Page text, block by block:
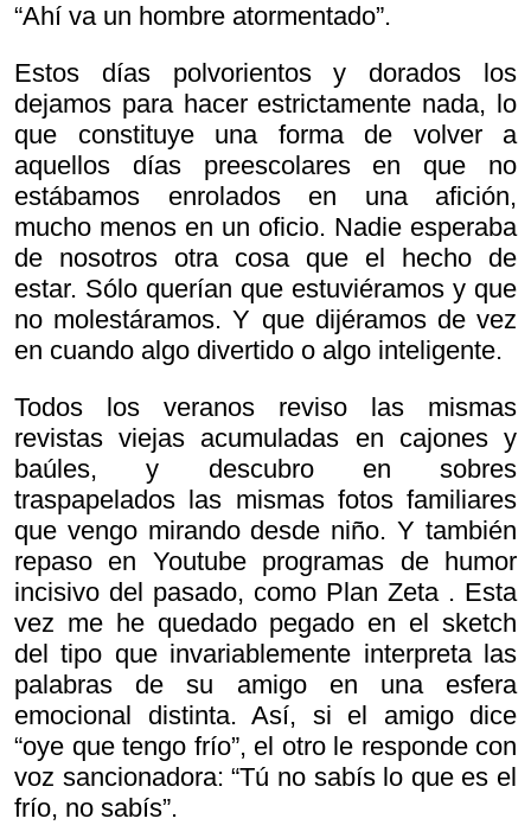
“Ahí va un hombre atormentado”.
Estos días polvorientos y dorados los
dejamos para hacer estrictamente nada, lo
que constituye una forma de volver a
aquellos días preescolares en que no
estábamos enrolados en una afición,
mucho menos en un oficio. Nadie esperaba
de nosotros otra cosa que el hecho de
estar. Sólo querían que estuviéramos y que
no molestáramos. Y que dijéramos de vez
en cuando algo divertido o algo inteligente.
Todos los veranos reviso las mismas
revistas viejas acumuladas en cajones y
baúles, y descubro en sobres
traspapelados las mismas fotos familiares
que vengo mirando desde niño. Y también
repaso en Youtube programas de humor
incisivo del pasado, como Plan Zeta . Esta
vez me he quedado pegado en el sketch
del tipo que invariablemente interpreta las
palabras de su amigo en una esfera
emocional distinta. Así, si el amigo dice
“oye que tengo frío”, el otro le responde con
voz sancionadora: “Tú no sabís lo que es el
frío, no sabís”.